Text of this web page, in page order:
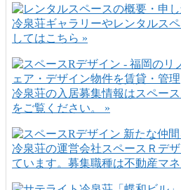
冷泉荘ギャラリーやレンタルス
してはこちら »
冷泉荘の入居募集情報はスペー
をご覧ください。 »
冷泉荘の運営会社スペースＲデ
ています。募集職種は不動産マ